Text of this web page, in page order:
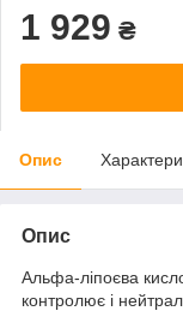
1 929 ₴
Опис
Опис
Альфа-ліпоєва
контролює і